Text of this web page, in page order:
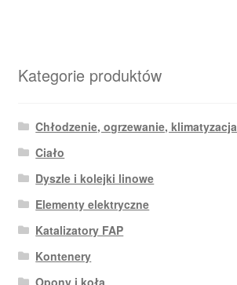
Kategorie produktów
Chłodzenie, ogrzewanie, klimatyzacja
Ciało
Dyszle i kolejki linowe
Elementy elektryczne
Katalizatory FAP
Kontenery